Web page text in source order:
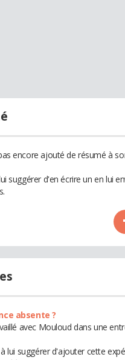
encore ajouté de résumé à
suggérer d'en écrire un en lui
absente ?
avec Mouloud dans une
lui suggérer d'ajouter cette